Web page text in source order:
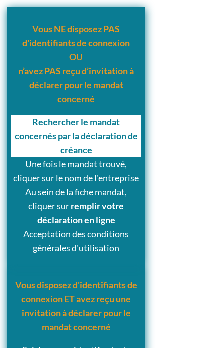
Vous disposez d'identifiants de
connexion ET avez reçu une
invitation à déclarer pour le
mandat concerné
Vous NE disposez PAS
d'identifiants de connexion
OU
n’avez PAS reçu d’invitation à
déclarer pour le mandat
concerné
Rechercher le mandat
concernés par la déclaration de
créance
Une fois le mandat trouvé,
cliquer sur le nom de l'entreprise
Au sein de la fiche mandat,
cliquer surremplir votre
déclaration en ligne
Acceptation des conditions
générales d'utilisation